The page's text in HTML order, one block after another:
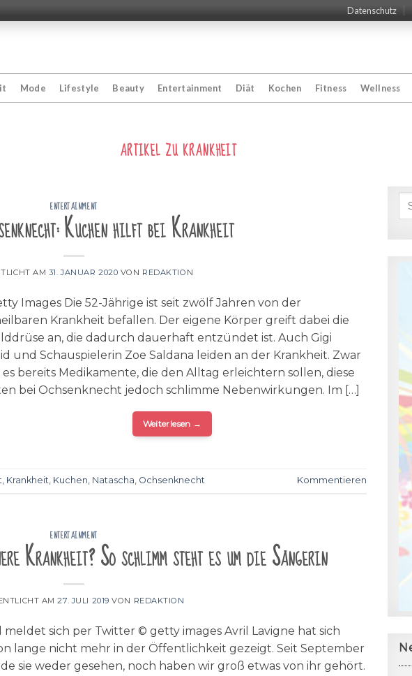
Datenschutz
Mode Lifestyle Beauty Entertainment Diät Kochen Fitness Wellness
ARTIKEL ZU KRANKHEIT
ENTERTAINMENT
Kuchen hilft bei Krankheit
AM 31. JANUAR 2020 VON REDAKTION
Images Die 52-Jährige ist seit zwölf Jahren von der
Krankheit befallen. Der eigene Körper greift dabei die
an, die dadurch dauerhaft entzündet ist. Auch Gigi
und Schauspielerin Zoe Saldana leiden an der Krankheit. Zwar
bereits Medikamente, die den Alltag erleichtern sollen, diese
bei Ochsenknecht jedoch schlimme Nebenwirkungen. Im […]
Weiterlesen →
, Krankheit, Kuchen, Natascha, Ochsenknecht Kommentieren
ENTERTAINMENT
Krankheit? So schlimm steht es um die Sängerin
AM27. JULI 2019 VON REDAKTION
meldet sich per Twitter © getty images Avril Lavigne hat sich
lange nicht mehr in der Öffentlichkeit gezeigt. Seit September
sie weder gesehen, noch haben wir groß etwas von ihr gehört.